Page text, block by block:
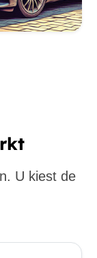
U kiest de